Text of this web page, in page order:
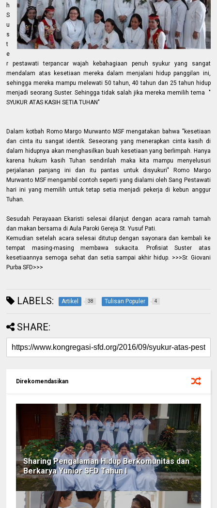
h
S
u
s
t
e
r pestawati terpancar wajah kebahagiaan penuh syukur yang sangat
mendalam atas kesetiaan mereka dalam menjalani hidup panggilan ini,
sehingga mereka mampu melewati 50 tahun, 40 tahun dan 25 tahun hidup
menjadi seorang Suster. Sehingga tidak salah jika mereka memilih tema "
SYUKUR ATAS KASIH SETIA TUHAN"
Dalam kotbah Romo Margo Murwanto MSF mengatakan bahwa "kesetiaan
dan cinta itu sangat identik. Seseorang yang menerapkan cinta kasih di
dalam hidupnya akan menghasilkan buah kesetiaan yang berlimpah. Hanya
karena hukum kasih Tuhan sendirilah maka kita mampu menyelusuri
perjalanan panjang ini dan itu pantas untuk disyukuri" Romo
Margo
Murwanto MSF mengambil contoh seperti yang dialami oleh Sang Pestawati
hari ini yang memilih untuk tetap setia menjadi pekerja di kebun anggur
Tuhan.
Sesudah Perayaaan Ekaristi selesai dilanjut dengan acara ramah tamah
dan makan bersama di Aula Paroki Gereja St. Yusuf Pati.
Kemudian setelah acara selesai ditutup dengan sayonara dan kembali ke
tempat masing-masing membawa sukacita. Profisiat Suster atas
kesetiaannya semoga sehat dan setia sampai akhir hidup. >>>Sr. Giovani
Purba SFD>>>
LABELS: Artikel 38 Tulisan Populer 4
SHARE:
Direkomendasikan
Sharing Pengalaman Hidup Berkomunitas dan
Berkarya Yunior SFD Tahun I